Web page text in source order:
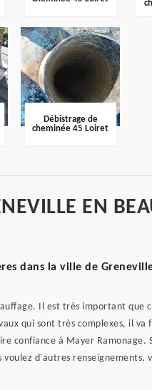
Débistrage de
cheminée 45 Loiret
EN
dans la ville de
Il est très important que
qui sont très complexes, il va
confiance à Mayer Ramonage.
voulez d'autres renseignements,